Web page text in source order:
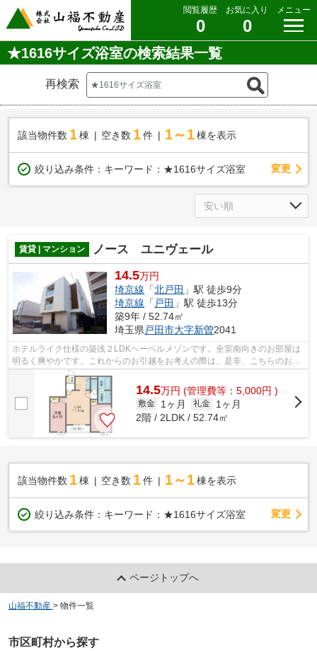
閲覧履歴
0
お気に入り
0
メニュー
★1616サイズ浴室の検索結果一覧
再検索
該当物件数 1棟 空き数 1 件 1～1 棟を表示
絞り込み条件： キーワード：★1616サイズ浴室 変更
賃貸 | マンション ノース ユニヴェール
14.5万円
埼京線 「北戸田 」駅 徒歩9分
埼京線 「 戸田 」駅 徒歩13分
築9年 / 52.74㎡
埼玉県 戸田市大字新曽2041
ホテルライク仕様の築浅２LDKヘーベルメゾンです。全室南向きのお部屋は
明るく爽やかです。これからのお引越をお考えの際は、是非、こちらのお部
屋もご検討ください。
14.5万円 (管理費等：5,000円 )
敷金 1ヶ月 礼金
1ヶ月
2階 / 2LDK / 52.74㎡
該当物件数 1棟 空き数 1 件 1～1 棟を表示
絞り込み条件： キーワード：★1616サイズ浴室 変更
ページトップへ
山福不動産 > 物件一覧
市区町村から探す